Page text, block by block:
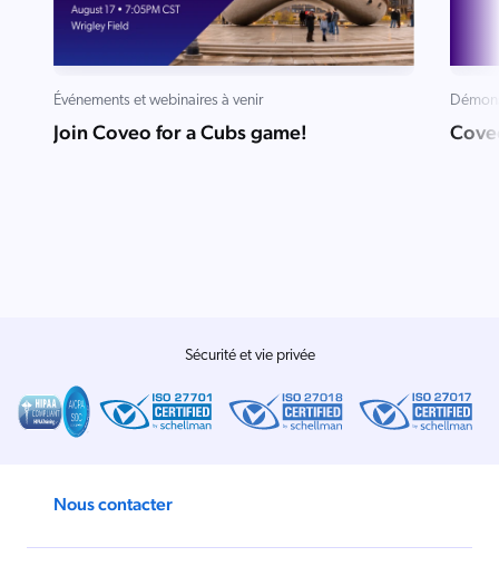
Salesforce
Shopify
toutes les intégrations
Événements et webinaires à venir
Join Coveo for a Cubs game!
Sécurité et vie privée
Nous contacter